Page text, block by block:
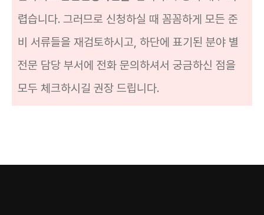
렵습니다. 그러므로 신청하실 때 꼼꼼하게 모든 준
비 서류들을 재검토하시고, 하단에 표기된 분야 별
전문 담당 부서에 전화 문의하셔서 궁금하신 점을
모두 체크하시길 권장 드립니다.